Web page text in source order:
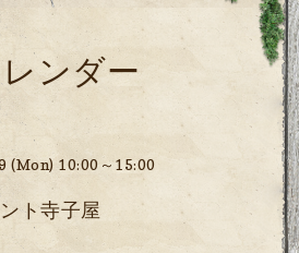
ンダー
(Mon) 10:00～15:00
ト寺子屋